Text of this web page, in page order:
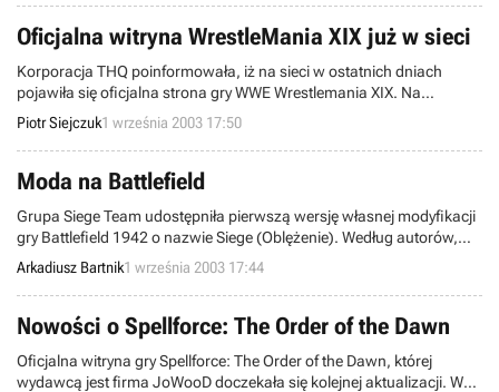
bijatyka, której rynkowa premiera przewidziana jest na listopad roku
bieżącego.
Oficjalna witryna WrestleMania XIX już w sieci
Korporacja THQ poinformowała, iż na sieci w ostatnich dniach
pojawiła się oficjalna strona gry WWE Wrestlemania XIX. Na
rzeczonym serwisie znajdziemy kilka screenów ukazujących
omawiany tytuł, pliki video oraz licznik, który wskazuje date premiery
gry na terenie USA. Pozycja ta dedykowana jest konsolom Nintendo
GameCube.
Piotr Siejczuk1 września 2003 17:50
Moda na Battlefield
Grupa Siege Team udostępniła pierwszą wersję własnej modyfikacji
gry Battlefield 1942 o nazwie Siege (Oblężenie). Według autorów,
wspomniana produkcja jest odpowiedzią na zarzut, iż twórcy tzw.
„modów” niezwykle rzadko podejmują się stworzenia programu
opartego o czasy Średniowiecza.
Arkadiusz Bartnik1 września 2003 17:44
Nowości o Spellforce: The Order of the Dawn
Oficjalna witryna gry Spellforce: The Order of the Dawn, której
wydawcą jest firma JoWooD doczekała się kolejnej aktualizacji. W